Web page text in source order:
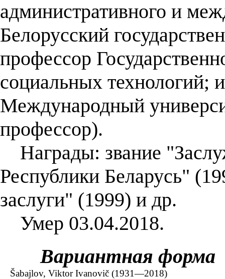
административного и
Белорусский
профессор
социальных технологий;
Международный
профессор).
Награды: звание
Республики Беларусь"
заслуги" (1999) и др.
Умер 03.04.2018.
Вариантная форма
Šabajlov, Viktor Ivanovič (1931—2018)